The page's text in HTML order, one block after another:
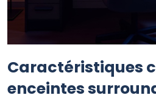
Caractéristiques
enceintes